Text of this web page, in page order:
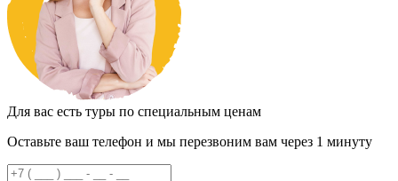
Для вас есть туры по специальным ценам
Оставьте ваш телефон и мы перезвоним вам через 1 минуту